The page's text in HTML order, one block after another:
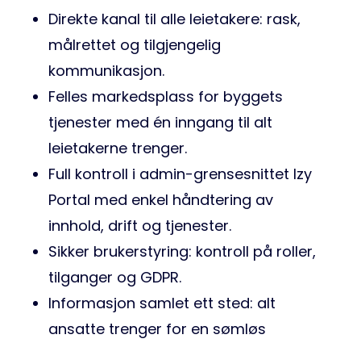
Direkte kanal til alle leietakere: rask,
målrettet og tilgjengelig
kommunikasjon.
Felles markedsplass for byggets
tjenester med én inngang til alt
leietakerne trenger.
Full kontroll i admin-grensesnittet Izy
Portal med enkel håndtering av
innhold, drift og tjenester.
Sikker brukerstyring: kontroll på roller,
tilganger og GDPR.
Informasjon samlet ett sted: alt
ansatte trenger for en sømløs